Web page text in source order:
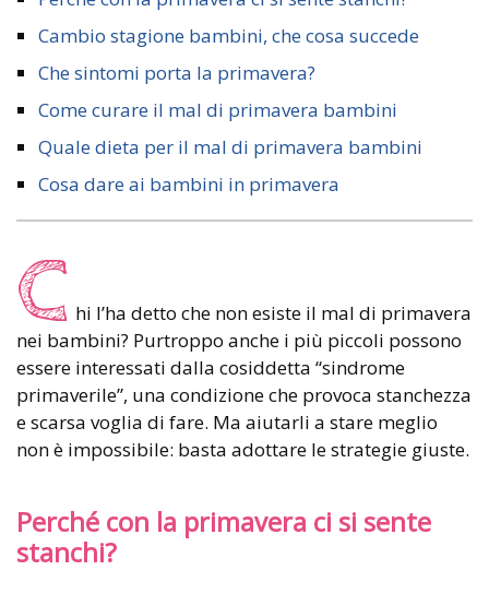
Cambio stagione bambini, che cosa succede
Che sintomi porta la primavera?
Come curare il mal di primavera bambini
Quale dieta per il mal di primavera bambini
Cosa dare ai bambini in primavera
C hi l’ha detto che non esiste il mal di primavera
nei bambini? Purtroppo anche i più piccoli possono
essere interessati dalla cosiddetta “sindrome
primaverile”, una condizione che provoca stanchezza
e scarsa voglia di fare. Ma aiutarli a stare meglio
non è impossibile: basta adottare le strategie giuste.
Perché con la primavera ci si sente
stanchi?